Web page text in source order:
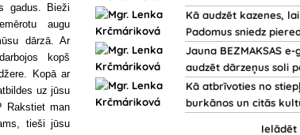
gadus. Bieži
augu
dārzā. Ar
kopš
Kopā ar
uz jūsu
Rakstiet man
tieši jūsu
Kā audzēt kazenes,
Padomus sniedz
Jauna BEZMAKSAS
audzēt dārzeņus soli
Kā atbrīvoties no
burkānos un citās
Ielādēt